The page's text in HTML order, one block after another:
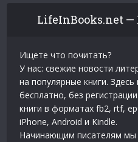
LifeInBooks.net —
Ищете что почитать?
У нас: свежие новости
на популярные книги.
бесплатно, без
книги в форматах fb2, rtf,
iPhone, Android и Kindle.
Начинающим писателям мы